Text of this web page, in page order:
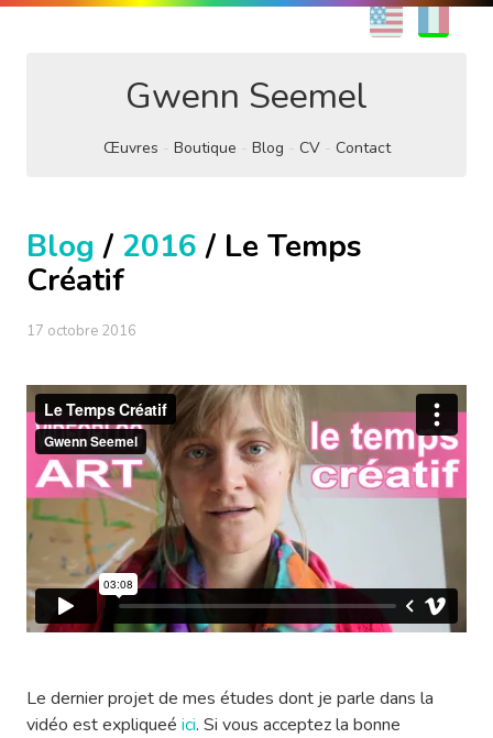
EN
Gwenn Seemel
Œuvres Boutique Blog CV Contact
Blog / 2016 / Le Temps
Créatif
17 octobre 2016
Le dernier projet de mes études dont je parle dans la
vidéo est expliqueé ici. Si vous acceptez la bonne